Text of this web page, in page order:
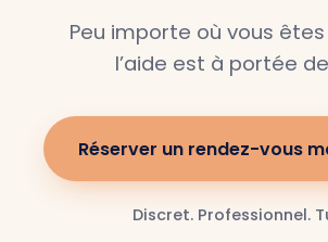
Peu importe où vous
l’aide est à portée
Réserver un rendez-vous
Discret. Professionnel.